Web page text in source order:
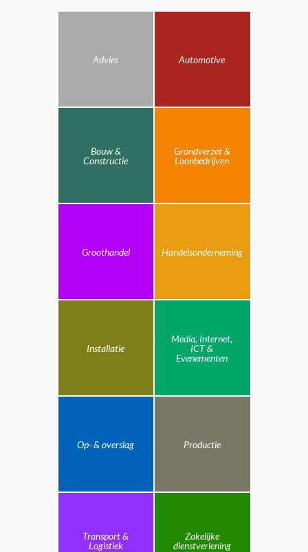
Advies Automotive
Bouw &
Constructie
Grondverzet &
Loonbedrijven
Groothandel Handelsonderneming
Installatie
Media, Internet,
ICT &
Evenementen
Op- & overslag Productie
Transport &
Logistiek
Zakelijke
dienstverlening